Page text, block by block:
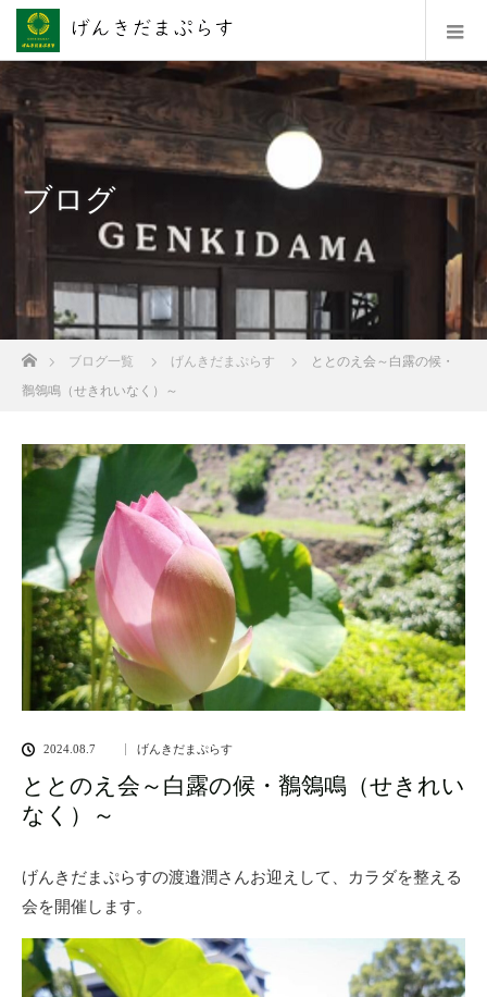
ブログ
ホームブログ一覧 げんきだまぷらす
ととのえ会～白露の候・
鶺鴒鳴（せきれいなく）～
2024.08.7 げんきだまぷらす
ととのえ会～白露の候・鶺鴒鳴（せきれい
なく）～
げんきだまぷらすの渡邉潤さんお迎えして、カラダを整える
会を開催します。